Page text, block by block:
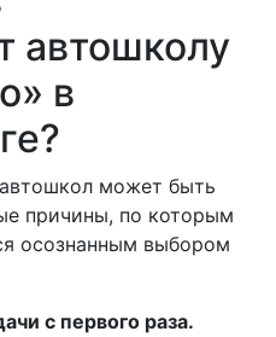
автошколу
в
может быть
причины, по которым
осознанным выбором
с первого раза.